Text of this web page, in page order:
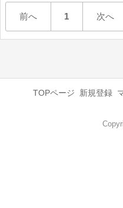
前へ 1 次へ
TOPページ 新規登録